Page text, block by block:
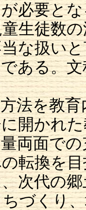
必要と
生徒数
な扱い
ある。
法を教育
開かれ
両面で
転換を
次代の
づくり